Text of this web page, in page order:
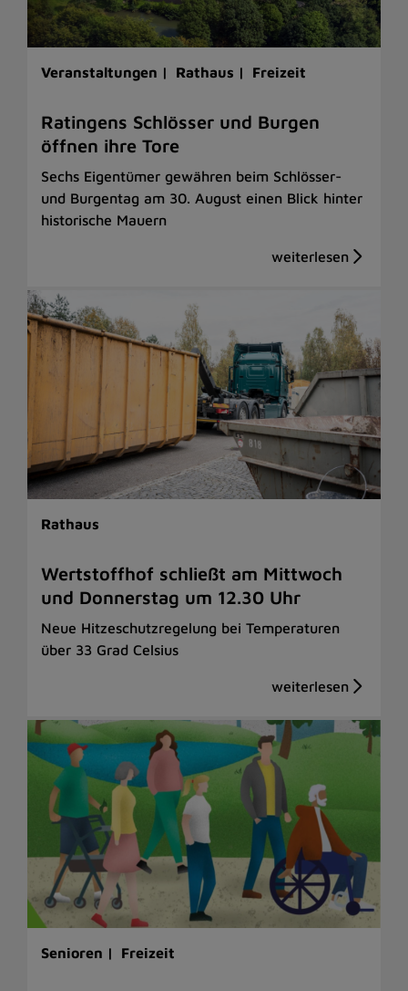
Veranstaltungen | Rathaus | Freizeit
Ratingens Schlösser und Burgen
öffnen ihre Tore
Sechs Eigentümer gewähren beim Schlösser-
und Burgentag am 30. August einen Blick hinter
historische Mauern
Rathaus
Wertstoffhof schließt am Mittwoch
und Donnerstag um 12.30 Uhr
Neue Hitzeschutzregelung bei Temperaturen
über 33 Grad Celsius
Senioren | Freizeit